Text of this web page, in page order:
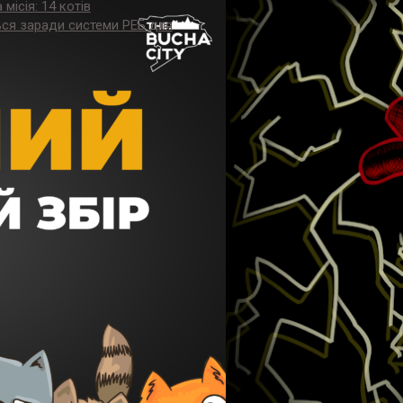
14 котів
заради системи РЕБ для